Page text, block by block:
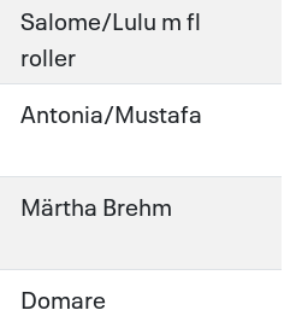
Salome/Lulu m fl
roller
Antonia/Mustafa
Märtha Brehm
Domare